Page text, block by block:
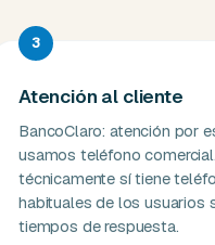
3
Atención al cliente
BancoClaro: atención por
usamos teléfono
técnicamente sí tiene
habituales de los usuarios
tiempos de respuesta.